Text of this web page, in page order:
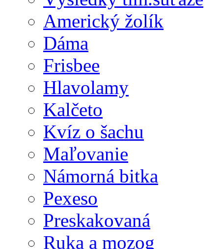
Americký žolík
Dáma
Frisbee
Hlavolamy
Kalčeto
Kvíz o šachu
Maľovanie
Námorná bitka
Pexeso
Preskakovaná
Ruka a mozog